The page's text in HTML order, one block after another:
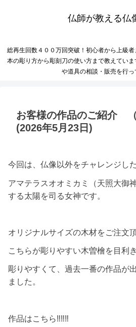
仏師が教える仏
総再生回数４００万回突破！初心者から上級
本の彫り方から彫刻刀の使い方まで教えてい
や道具の相談・販売を行っ
お客様の作品のご紹介
(2026年5月23日)
今回は、仏像以外をチャレンジし
アマテラスオオミカミ（天照大御
する太陽を司る女神です。
オリジナルサイズの木材をご注文頂
こちらが彫りやすい木曽檜を目利
彫りやすくて、過去一番の作品が
ました。
作品はこちら‼‼‼